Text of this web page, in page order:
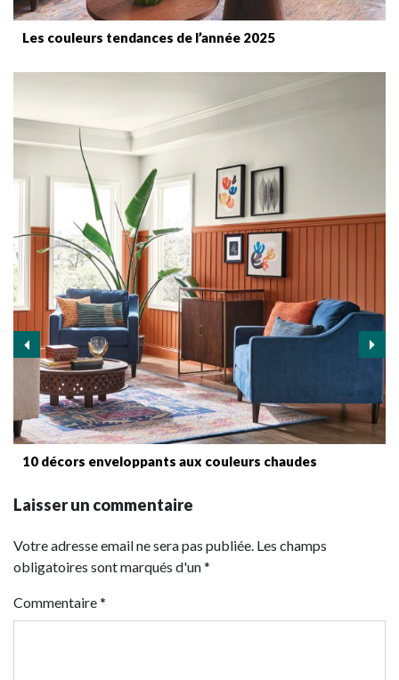
Les couleurs tendances de l’année 2025
10 décors enveloppants aux couleurs chaudes
Laisser un commentaire
Votre adresse email ne sera pas publiée. Les champs
obligatoires sont marqués d'un *
Commentaire*